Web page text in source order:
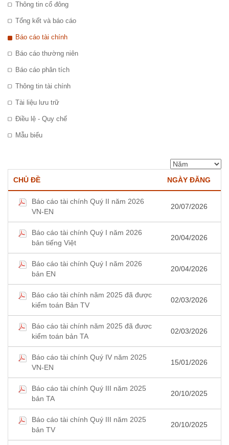
Thông tin cổ đông
Tổng kết và báo cáo
Báo cáo tài chính
Báo cáo thường niên
Báo cáo phân tích
Thông tin tài chính
Tài liệu lưu trữ
Điều lệ - Quy chế
Mẫu biểu
CHỦ ĐỀ NGÀY ĐĂNG
Báo cáo tài chính Quý II năm 2026
VN-EN
20/07/2026
Báo cáo tài chính Quý I năm 2026
bản tiếng Việt
20/04/2026
Báo cáo tài chính Quý I năm 2026
bản EN
20/04/2026
Báo cáo tài chính năm 2025 đã được
kiểm toán Bản TV
02/03/2026
Báo cáo tài chính năm 2025 đã đươc
kiểm toán bản TA
02/03/2026
Báo cáo tài chính Quý IV năm 2025
VN-EN
15/01/2026
Báo cáo tài chính Quý III năm 2025
bản TA
20/10/2025
Báo cáo tài chính Quý III năm 2025
bản TV
20/10/2025